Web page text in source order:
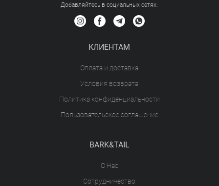
Добавляйтесь в социальных сетяx:
КЛИЕНТАМ
Оплата и доставка
Условия возврата
Политика конфиденциальности
Пользовательское соглашение
BARK&TAIL
О Нас
Сотрудничество